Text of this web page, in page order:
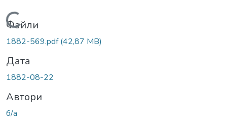
Вантажиться...
Файли
1882-569.pdf(42,87 MB)
Дата
1882-08-22
Автори
б/а